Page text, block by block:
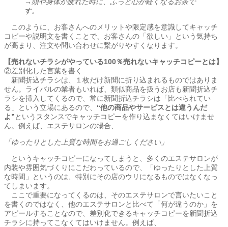
す。
このように、お客さんへのメリットや限定感を意識してキャッチ
コピーや説明文を書くことで、お客さんの「欲しい」という気持ち
が高まり、注文や問い合わせに繋がりやすくなります。
【売れないチラシがやっている100％売れないキャッチコピーとは】
②差別化した言葉を書く
新聞折込チラシは、１枚だけ新聞に折り込まれるものではありま
せん。ライバルの業者もいれば、類似商品を扱うお店も新聞折込チ
ラシを挿入してくるので、常に新聞折込チラシは「比べられてい
る」という立場にあるので、 “他の商品やサービスとは違うんだ
よ”というスタンスでキャッチコピーを作り込まなくてはいけませ
ん。例えば、エステサロンの場合、
「ゆったりとした上質な時間をお過ごしください」
というキャッチコピーになってしまうと、多くのエステサロンが
内装や雰囲気づくりにこだわっているので、「ゆったりとした上質
な時間」というのは、特別にその店のウリになるものではなくなっ
てしまいます。
ここで重要になってくるのは、そのエステサロンで言いたいこと
を書くのではなく、他のエステサロンと比べて「何が違うのか」を
アピールすることなので、差別化できるキャッチコピーを新聞折込
チラシに持ってこなくてはいけません。例えば、